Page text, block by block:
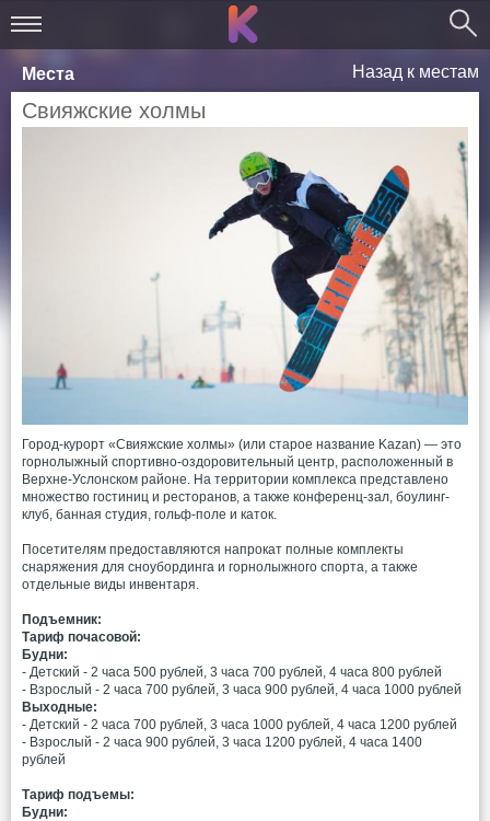
Места Назад к местам
Свияжские холмы
Город-курорт «Свияжские холмы» (или старое название Kazan) — это
горнолыжный спортивно-оздоровительный центр, расположенный в
Верхне-Услонском районе. На территории комплекса представлено
множество гостиниц и ресторанов, а также конференц-зал, боулинг-
клуб, банная студия, гольф-поле и каток.
Посетителям предоставляются напрокат полные комплекты
снаряжения для сноубординга и горнолыжного спорта, а также
отдельные виды инвентаря.
Подъемник:
Тариф почасовой:
Будни:
- Детский - 2 часа 500 рублей, 3 часа 700 рублей, 4 часа 800 рублей
- Взрослый - 2 часа 700 рублей, 3 часа 900 рублей, 4 часа 1000 рублей
Выходные:
- Детский - 2 часа 700 рублей, 3 часа 1000 рублей, 4 часа 1200 рублей
- Взрослый - 2 часа 900 рублей, 3 часа 1200 рублей, 4 часа 1400
рублей
Тариф подъемы:
Будни: